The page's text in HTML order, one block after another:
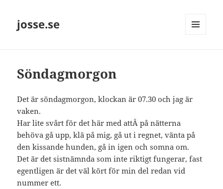
josse.se
Söndagmorgon
Det är söndagmorgon, klockan är 07.30 och jag är
vaken.
Har lite svårt för det här med attÂ på nätterna
behöva gå upp, klä på mig, gå ut i regnet, vänta på
den kissande hunden, gå in igen och somna om.
Det är det sistnämnda som inte riktigt fungerar, fast
egentligen är det väl kört för min del redan vid
nummer ett.